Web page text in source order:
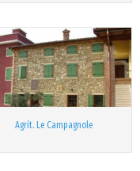
Agrit. Le Campagnole